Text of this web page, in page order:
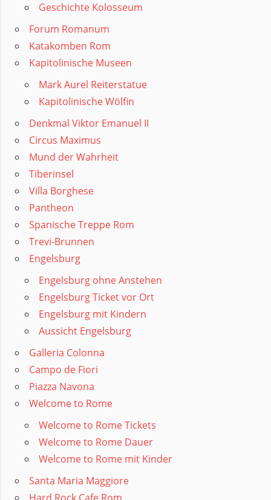
Geschichte Kolosseum
Forum Romanum
Katakomben Rom
Kapitolinische Museen
Mark Aurel Reiterstatue
Kapitolinische Wölfin
Denkmal Viktor Emanuel II
Circus Maximus
Mund der Wahrheit
Tiberinsel
Villa Borghese
Pantheon
Spanische Treppe Rom
Trevi-Brunnen
Engelsburg
Engelsburg ohne Anstehen
Engelsburg Ticket vor Ort
Engelsburg mit Kindern
Aussicht Engelsburg
Galleria Colonna
Campo de Fiori
Piazza Navona
Welcome to Rome
Welcome to Rome Tickets
Welcome to Rome Dauer
Welcome to Rome mit Kinder
Santa Maria Maggiore